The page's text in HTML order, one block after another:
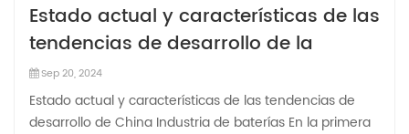
Estado actual y características de las
tendencias de desarrollo de la
industria de baterías de China en el
primer semestre de 2024
Sep 20, 2024
Estado actual y características de las tendencias de
desarrollo de China Industria de baterías En la primera